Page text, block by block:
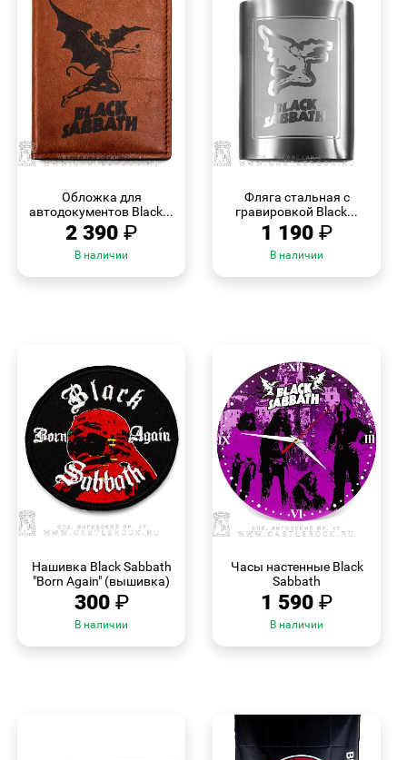
Обложка для
автодокументов Black...
2 390 ₽
В наличии
Фляга стальная с
гравировкой Black...
1 190 ₽
В наличии
Нашивка Black Sabbath
"Born Again" (вышивка)
300 ₽
В наличии
Часы настенные Black
Sabbath
1 590 ₽
В наличии